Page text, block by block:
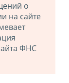
о
на сайте
ФНС